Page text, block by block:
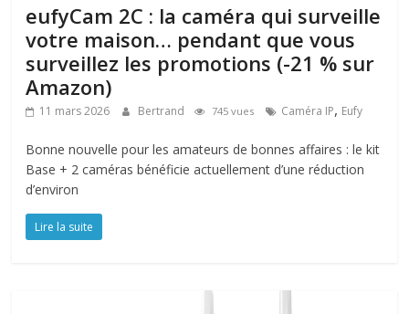
eufyCam 2C : la caméra qui surveille
votre maison… pendant que vous
surveillez les promotions (-21 % sur
Amazon)
11 mars 2026 Bertrand 745 vues Caméra IP, Eufy
Bonne nouvelle pour les amateurs de bonnes affaires : le kit
Base + 2 caméras bénéficie actuellement d’une réduction
d’environ
Lire la suite